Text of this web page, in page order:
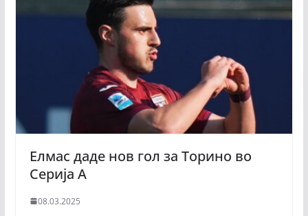
Елмас даде нов гол за Торино во
Серија А
08.03.2025